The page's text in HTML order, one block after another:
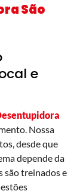
São
e
Nossa
desde que
depende da
são treinados e